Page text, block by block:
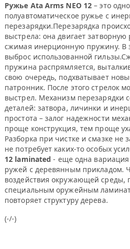
Ружье Ata Arms NEO 12 – это
полуавтоматическое ружье с
перезарядки.Перезарядка
выстрела: она двигает затворную
сжимая инерционную пружину. В
выброс использованной
пружина распрямляется,
свою очередь, подхватывает
патронник. После этого стрелок
выстрел. Механизм перезарядки
деталей: затвора, личинки и
простота – залог надежности
проще конструкция, тем проще
Разборка при чистке и смазке не
не потребует каких-то особых
12 laminated - еще одна
ружей с деревянным прикладом.
воздействия окружающей среды,
специальным оружейным
повторяет структуру дерева.
(-/-)